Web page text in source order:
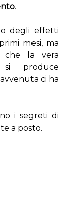
.
degli effetti
mesi, ma
la vera
produce
ci ha
i segreti di
a posto.